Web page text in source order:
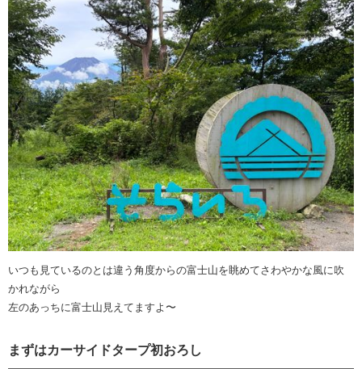
いつも見ているのとは違う角度からの富士山を眺めてさわやかな風に吹
かれながら
左のあっちに富士山見えてますよ〜
まずはカーサイドタープ初おろし